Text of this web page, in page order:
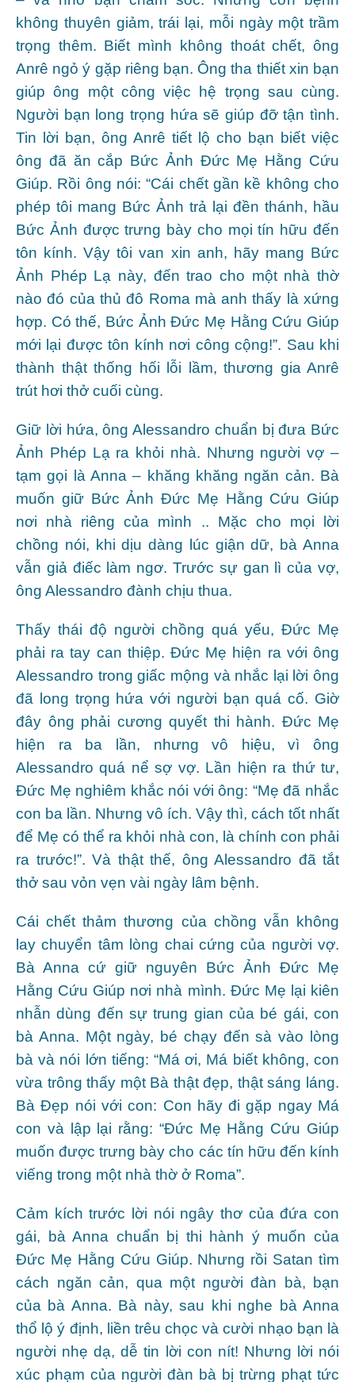
không thuyên giảm, trái lại, mỗi ngày một trầm
trọng thêm. Biết mình không thoát chết, ông
Anrê ngỏ ý gặp riêng bạn. Ông tha thiết xin bạn
giúp ông một công việc hệ trọng sau cùng.
Người bạn long trọng hứa sẽ giúp đỡ tận tình.
Tin lời bạn, ông Anrê tiết lộ cho bạn biết việc
ông đã ăn cắp Bức Ảnh Đức Mẹ Hằng Cứu
Giúp. Rồi ông nói: “Cái chết gần kề không cho
phép tôi mang Bức Ảnh trả lại đền thánh, hầu
Bức Ảnh được trưng bày cho mọi tín hữu đến
tôn kính. Vậy tôi van xin anh, hãy mang Bức
Ảnh Phép Lạ này, đến trao cho một nhà thờ
nào đó của thủ đô Roma mà anh thấy là xứng
hợp. Có thế, Bức Ảnh Đức Mẹ Hằng Cứu Giúp
mới lại được tôn kính nơi công cộng!”. Sau khi
thành thật thống hối lỗi lầm, thương gia Anrê
trút hơi thở cuối cùng.
Giữ lời hứa, ông Alessandro chuẩn bị đưa Bức
Ảnh Phép Lạ ra khỏi nhà. Nhưng người vợ –
tạm gọi là Anna – khăng khăng ngăn cản. Bà
muốn giữ Bức Ảnh Đức Mẹ Hằng Cứu Giúp
nơi nhà riêng của mình .. Mặc cho mọi lời
chồng nói, khi dịu dàng lúc giận dữ, bà Anna
vẫn giả điếc làm ngơ. Trước sự gan lì của vợ,
ông Alessandro đành chịu thua.
Thấy thái độ người chồng quá yếu, Đức Mẹ
phải ra tay can thiệp. Đức Mẹ hiện ra với ông
Alessandro trong giấc mộng và nhắc lại lời ông
đã long trọng hứa với người bạn quá cố. Giờ
đây ông phải cương quyết thi hành. Đức Mẹ
hiện ra ba lần, nhưng vô hiệu, vì ông
Alessandro quá nể sợ vợ. Lần hiện ra thứ tư,
Đức Mẹ nghiêm khắc nói với ông: “Mẹ đã nhắc
con ba lần. Nhưng vô ích. Vậy thì, cách tốt nhất
để Mẹ có thể ra khỏi nhà con, là chính con phải
ra trước!”. Và thật thế, ông Alessandro đã tắt
thở sau vỏn vẹn vài ngày lâm bệnh.
Cái chết thảm thương của chồng vẫn không
lay chuyển tâm lòng chai cứng của người vợ.
Bà Anna cứ giữ nguyên Bức Ảnh Đức Mẹ
Hằng Cứu Giúp nơi nhà mình. Đức Mẹ lại kiên
nhẫn dùng đến sự trung gian của bé gái, con
bà Anna. Một ngày, bé chạy đến sà vào lòng
bà và nói lớn tiếng: “Má ơi, Má biết không, con
vừa trông thấy một Bà thật đẹp, thật sáng láng.
Bà Đẹp nói với con: Con hãy đi gặp ngay Má
con và lập lại rằng: “Đức Mẹ Hằng Cứu Giúp
muốn được trưng bày cho các tín hữu đến kính
viếng trong một nhà thờ ở Roma”.
Cảm kích trước lời nói ngây thơ của đứa con
gái, bà Anna chuẩn bị thi hành ý muốn của
Đức Mẹ Hằng Cứu Giúp. Nhưng rồi Satan tìm
cách ngăn cản, qua một người đàn bà, bạn
của bà Anna. Bà này, sau khi nghe bà Anna
thổ lộ ý định, liền trêu chọc và cười nhạo bạn là
người nhẹ dạ, dễ tin lời con nít! Nhưng lời nói
xúc phạm của người đàn bà bị trừng phạt tức